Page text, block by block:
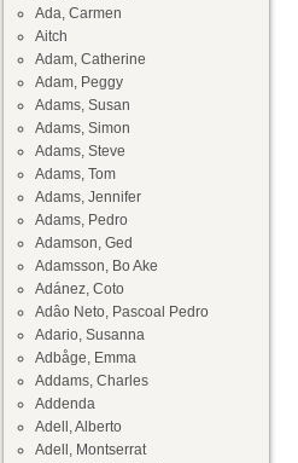
Ada, Carmen
Aitch
Adam, Catherine
Adam, Peggy
Adams, Susan
Adams, Simon
Adams, Steve
Adams, Tom
Adams, Jennifer
Adams, Pedro
Adamson, Ged
Adamsson, Bo Ake
Adánez, Coto
Adâo Neto, Pascoal Pedro
Adario, Susanna
Adbåge, Emma
Addams, Charles
Addenda
Adell, Alberto
Adell, Montserrat